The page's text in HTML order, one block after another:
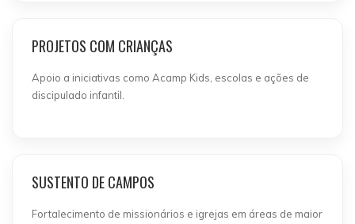
PROJETOS COM CRIANÇAS
Apoio a iniciativas como Acamp Kids, escolas e ações de
discipulado infantil.
SUSTENTO DE CAMPOS
Fortalecimento de missionários e igrejas em áreas de maior